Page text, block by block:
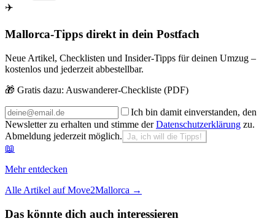
✈️
Mallorca-Tipps direkt in dein Postfach
Neue Artikel, Checklisten und Insider-Tipps für deinen Umzug –
kostenlos und jederzeit abbestellbar.
🎁 Gratis dazu: Auswanderer-Checkliste (PDF)
Ich bin damit einverstanden, den
Newsletter zu erhalten und stimme der Datenschutzerklärung zu.
Abmeldung jederzeit möglich. Ja, ich will die Tipps!
📖
Mehr entdecken
Alle Artikel auf Move2Mallorca →
Das könnte dich auch interessieren